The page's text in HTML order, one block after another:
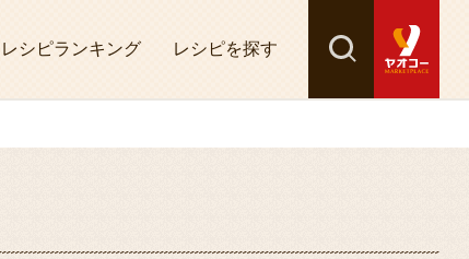
レシピランキング レシピを探す 検索
探す